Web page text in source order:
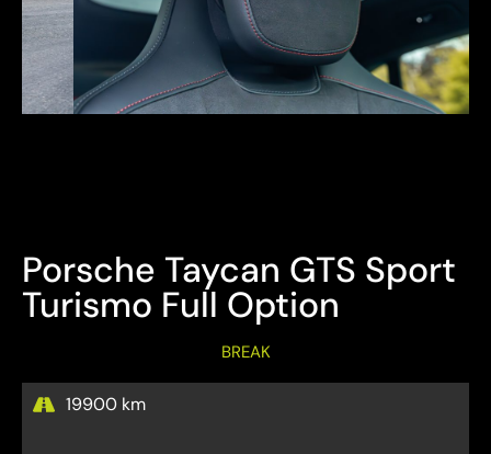
Porsche Taycan GTS Sport
Turismo Full Option
BREAK
19900 km